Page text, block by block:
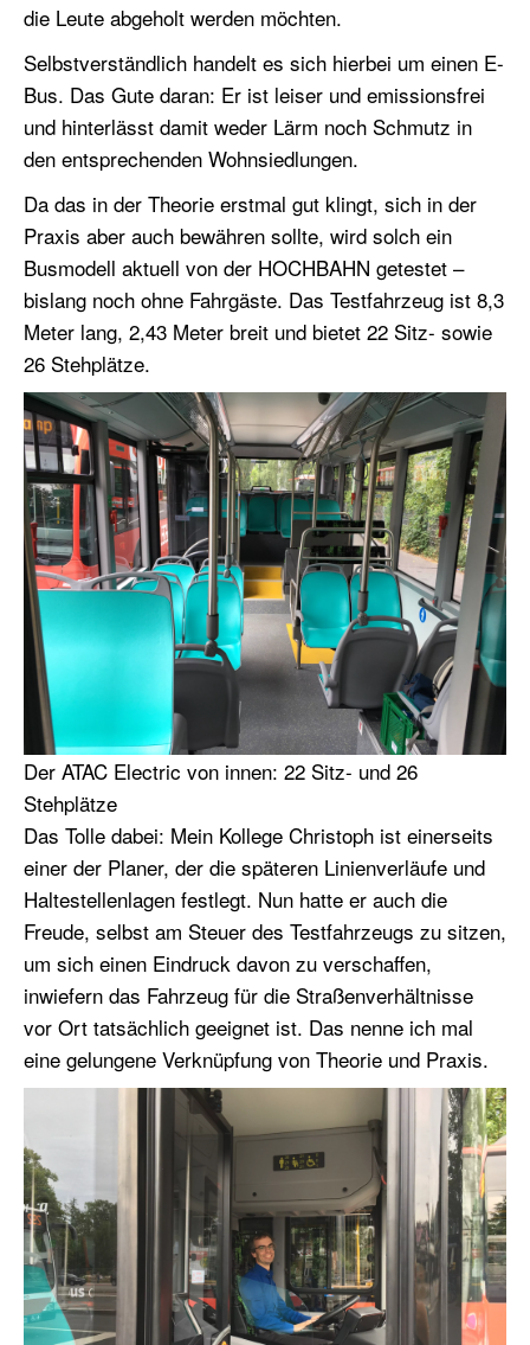
die Leute abgeholt werden möchten.
Selbstverständlich handelt es sich hierbei um einen E-
Bus. Das Gute daran: Er ist leiser und emissionsfrei
und hinterlässt damit weder Lärm noch Schmutz in
den entsprechenden Wohnsiedlungen.
Da das in der Theorie erstmal gut klingt, sich in der
Praxis aber auch bewähren sollte, wird solch ein
Busmodell aktuell von der HOCHBAHN getestet –
bislang noch ohne Fahrgäste. Das Testfahrzeug ist 8,3
Meter lang, 2,43 Meter breit und bietet 22 Sitz- sowie
26 Stehplätze.
Der ATAC Electric von innen: 22 Sitz- und 26
Stehplätze
Das Tolle dabei: Mein Kollege Christoph ist einerseits
einer der Planer, der die späteren Linienverläufe und
Haltestellenlagen festlegt. Nun hatte er auch die
Freude, selbst am Steuer des Testfahrzeugs zu sitzen,
um sich einen Eindruck davon zu verschaffen,
inwiefern das Fahrzeug für die Straßenverhältnisse
vor Ort tatsächlich geeignet ist. Das nenne ich mal
eine gelungene Verknüpfung von Theorie und Praxis.